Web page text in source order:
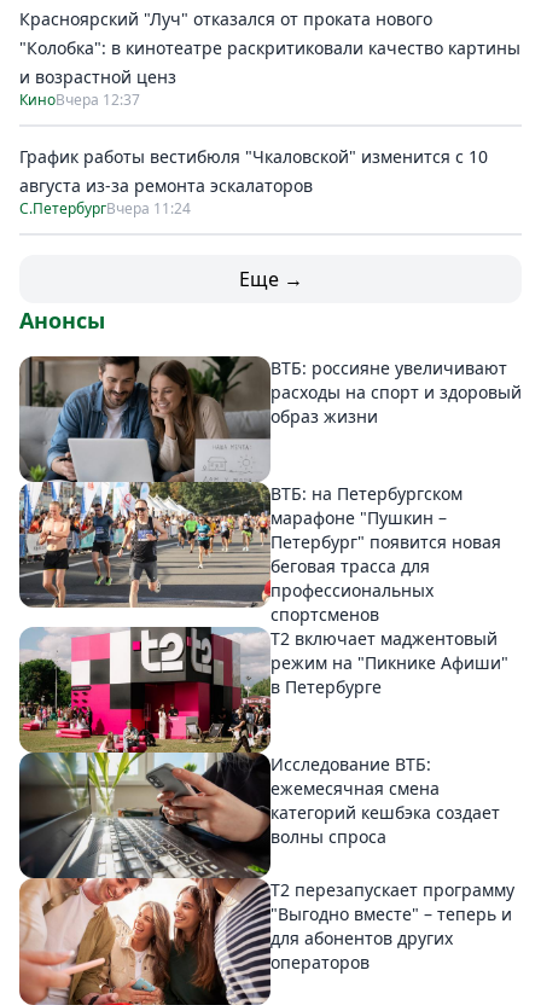
Красноярский "Луч" отказался от проката нового
"Колобка": в кинотеатре раскритиковали качество картины
и возрастной ценз
КиноВчера 12:37
График работы вестибюля "Чкаловской" изменится с 10
августа из-за ремонта эскалаторов
С.ПетербургВчера 11:24
Еще →
Анонсы
ВТБ: россияне увеличивают
расходы на спорт и здоровый
образ жизни
ВТБ: на Петербургском
марафоне "Пушкин –
Петербург" появится новая
беговая трасса для
профессиональных
спортсменов
Т2 включает маджентовый
режим на "Пикнике Афиши"
в Петербурге
Исследование ВТБ:
ежемесячная смена
категорий кешбэка создает
волны спроса
Т2 перезапускает программу
"Выгодно вместе" – теперь и
для абонентов других
операторов